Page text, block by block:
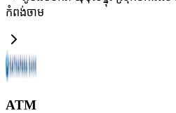
កំពង់ចាម
ATM